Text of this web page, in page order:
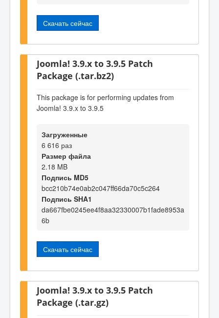
Скачать сейчас
Joomla! 3.9.x to 3.9.5 Patch
Package (.tar.bz2)
This package is for performing updates from
Joomla! 3.9.x to 3.9.5
Загруженные
6 616 раз
Размер файла
2.18 MB
Подпись MD5
bcc210b74e0ab2c047ff66da70c5c264
Подпись SHA1
da667fbe0245ee4f8aa32330007b1fade8953a
6b
Скачать сейчас
Joomla! 3.9.x to 3.9.5 Patch
Package (.tar.gz)